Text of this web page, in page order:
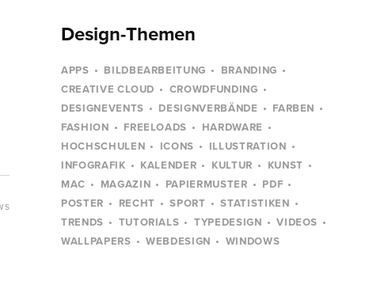
Design-Themen
APPS BILDBEARBEITUNG
BRANDING
CREATIVE CLOUD
CROWDFUNDING
DESIGNEVENTS
DESIGNVERBÄNDE
FARBEN
FASHION
FREELOADS
HARDWARE
HOCHSCHULEN
ICONS
ILLUSTRATION
INFOGRAFIK
KALENDER KULTUR
KUNST
MAC
MAGAZIN PAPIERMUSTER
PDF
POSTER
RECHT SPORT
STATISTIKEN
TRENDS
TUTORIALS TYPEDESIGN
VIDEOS
WALLPAPERS
WEBDESIGN WINDOWS